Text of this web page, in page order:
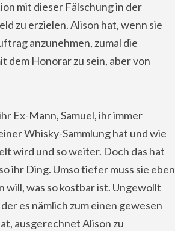
mit dieser Fälschung in der
zu erzielen. Alison hat, wenn sie
anzunehmen, zumal die
Honorar zu sein, aber von
Ex-Mann, Samuel, ihr immer
Whisky-Sammlung hat und wie
wird und so weiter. Doch das hat
ihr Ding. Umso tiefer muss sie eben
was so kostbar ist. Ungewollt
es nämlich zum einen gewesen
ausgerechnet Alison zu